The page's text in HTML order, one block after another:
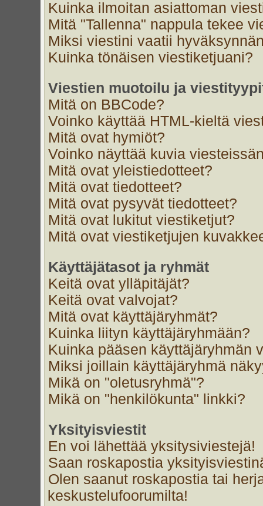
Kuinka ilmoitan asiattoman
Mitä "Tallenna" nappula tekee
Miksi viestini vaatii
Kuinka tönäisen viestiketjuani?
Viestien muotoilu ja
Mitä on BBCode?
Voinko käyttää HTML-kieltä
Mitä ovat hymiöt?
Voinko näyttää kuvia
Mitä ovat yleistiedotteet?
Mitä ovat tiedotteet?
Mitä ovat pysyvät tiedotteet?
Mitä ovat lukitut viestiketjut?
Mitä ovat viestiketjujen
Käyttäjätasot ja ryhmät
Keitä ovat ylläpitäjät?
Keitä ovat valvojat?
Mitä ovat käyttäjäryhmät?
Kuinka liityn käyttäjäryhmään?
Kuinka pääsen käyttäjäryhmän
Miksi joillain käyttäjäryhmä
Mikä on "oletusryhmä"?
Mikä on "henkilökunta" linkki?
Yksityisviestit
En voi lähettää yksitysiviestejä!
Saan roskapostia
Olen saanut roskapostia tai
keskustelufoorumilta!